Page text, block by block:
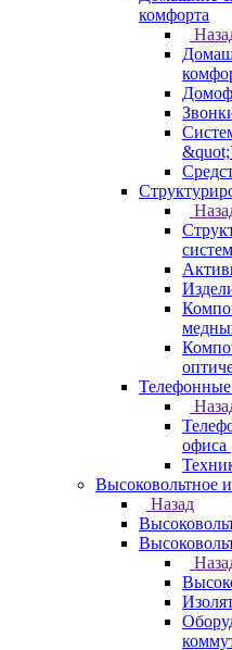
комфорта
Телефонные
офиса
Высоковольтное
Назад